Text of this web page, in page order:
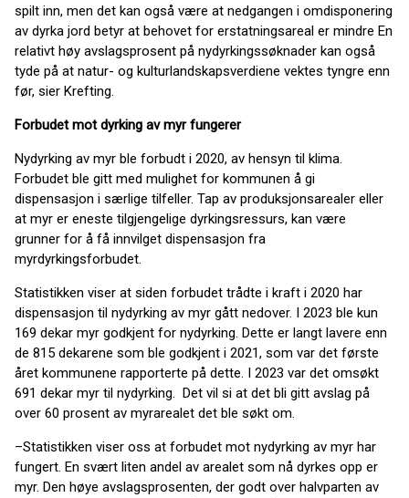
spilt inn, men det kan også være at nedgangen i omdisponering
av dyrka jord betyr at behovet for erstatningsareal er mindre En
relativt høy avslagsprosent på nydyrkingssøknader kan også
tyde på at natur- og kulturlandskapsverdiene vektes tyngre enn
før, sier Krefting.
Forbudet mot dyrking av myr fungerer
Nydyrking av myr ble forbudt i 2020, av hensyn til klima.
Forbudet ble gitt med mulighet for kommunen å gi
dispensasjon i særlige tilfeller. Tap av produksjonsarealer eller
at myr er eneste tilgjengelige dyrkingsressurs, kan være
grunner for å få innvilget dispensasjon fra
myrdyrkingsforbudet.
Statistikken viser at siden forbudet trådte i kraft i 2020 har
dispensasjon til nydyrking av myr gått nedover. I 2023 ble kun
169 dekar myr godkjent for nydyrking. Dette er langt lavere enn
de 815 dekarene som ble godkjent i 2021, som var det første
året kommunene rapporterte på dette. I 2023 var det omsøkt
691 dekar myr til nydyrking. Det vil si at det bli gitt avslag på
over 60 prosent av myrarealet det ble søkt om.
–Statistikken viser oss at forbudet mot nydyrking av myr har
fungert. En svært liten andel av arealet som nå dyrkes opp er
myr. Den høye avslagsprosenten, der godt over halvparten av